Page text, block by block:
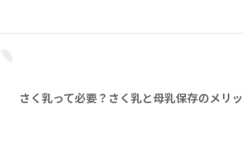
さく乳って必要？さく乳と母乳保存のメリ